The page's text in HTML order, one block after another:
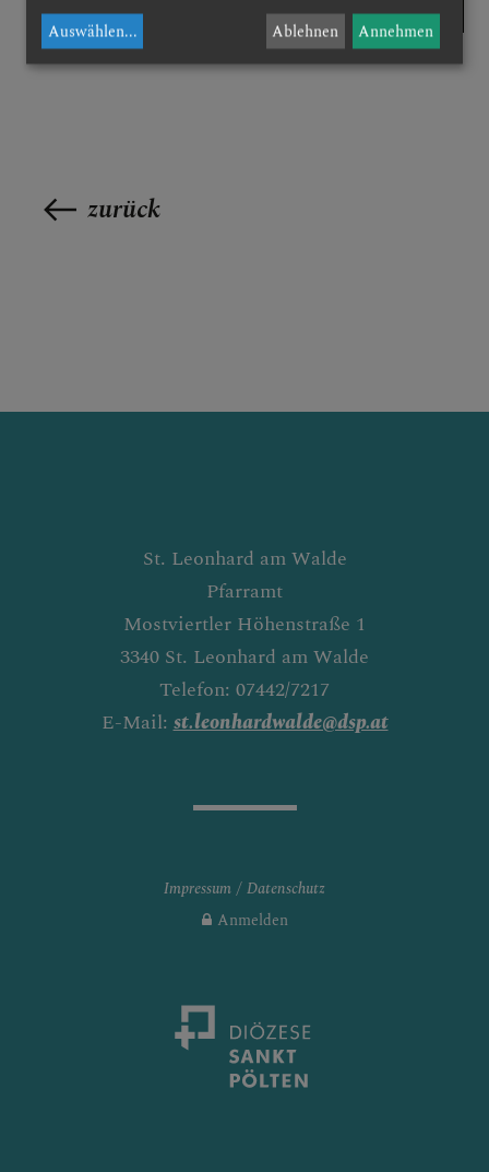
zurück
St. Leonhard am Walde
Pfarramt
Mostviertler Höhenstraße 1
3340 St. Leonhard am Walde
Telefon: 07442/7217
E-Mail:st.leonhardwalde@dsp.at
Impressum
Datenschutz
Anmelden
Auswählen... Ablehnen Annehmen